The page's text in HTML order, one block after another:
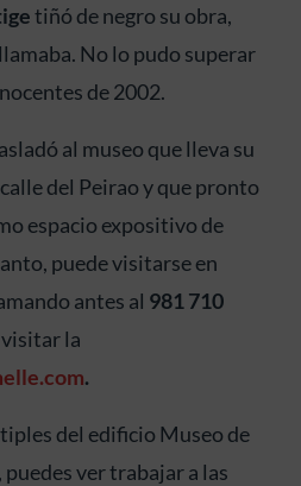
tiñó de negro su obra,
No lo pudo superar
de 2002.
al museo que lleva su
del Peirao y que pronto
espacio expositivo de
puede visitarse en
antes al 981 710
visitar la
.
del edificio Museo de
ver trabajar a las